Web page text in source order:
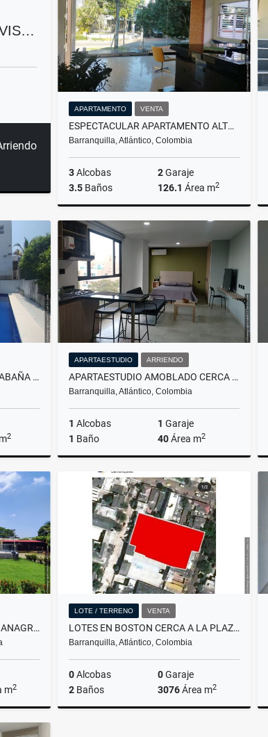
VIS…
APARTAMENTO VENTA
ESPECTACULAR APARTAMENTO ALTOS DE RIOMAR
Barranquilla, Atlántico, Colombia
3Alcobas 2Garaje
3.5 Baños 126.1 Área m2
Venta
$615.000.000
ESPECTACULAR Y CÓMODA CABAÑA PARA DISFRUTAR EN VILLAS DE PALMARITO
2
Venta
APARTAESTUDIO ARRIENDO
APARTAESTUDIO AMOBLADO CERCA AL VIVA Y UNIVERSIDAD AUTONOMA
Barranquilla, Atlántico, Colombia
1 Alcobas 1 Garaje
1 Baño 40Área m2
Arriendo
$2.600.000
ESPLENDIDA CABAÑA EN SABANAGRANDE CON PISCINA, KIOSKO Y CANCHA
m2
Venta
LOTE / TERRENO VENTA
LOTES EN BOSTON CERCA A LA PLAZA DE LA PAZ O LA CATEDRAL
Barranquilla, Atlántico, Colombia
0Alcobas 0Garaje
2 Baños 3076Área m2